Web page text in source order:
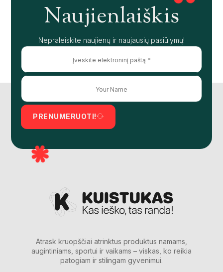
Naujienlaiškis
Nepraleiskite naujienų ir naujausių pasiūlymų!
PRENUMERUOTI!
Atrask kruopščiai atrinktus produktus namams,
augintiniams, sportui ir vaikams – viskas, ko reikia
patogiam ir stilingam gyvenimui.